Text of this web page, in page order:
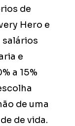
de
Hero e
salários
e
a 15%
de uma
de vida.